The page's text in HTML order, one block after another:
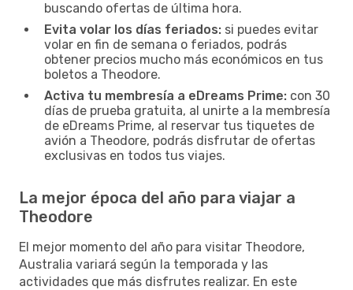
buscando ofertas de última hora.
Evita volar los días feriados: si puedes evitar
volar en fin de semana o feriados, podrás
obtener precios mucho más económicos en tus
boletos a Theodore.
Activa tu membresía a eDreams Prime: con 30
días de prueba gratuita, al unirte a la membresía
de eDreams Prime, al reservar tus tiquetes de
avión a Theodore, podrás disfrutar de ofertas
exclusivas en todos tus viajes.
La mejor época del año para viajar a
Theodore
El mejor momento del año para visitar Theodore,
Australia variará según la temporada y las
actividades que más disfrutes realizar. En este